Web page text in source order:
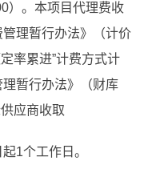
）。本项目代理费收
理暂行办法》（计价
率累进”计费方式计
暂行办法》（财库
应商收取
1个工作日。